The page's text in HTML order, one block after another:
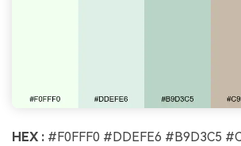
HEX : #F0FFF0 #DDEFE6 #B9D3C5